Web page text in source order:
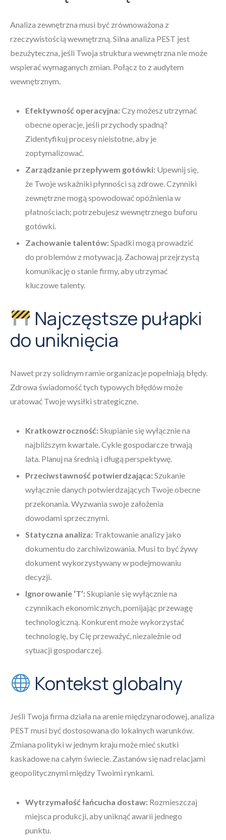
Analiza zewnętrzna musi być zrównoważona z
rzeczywistością wewnętrzną. Silna analiza PEST jest
bezużyteczna, jeśli Twoja struktura wewnętrzna nie może
wspierać wymaganych zmian. Połącz to z audytem
wewnętrznym.
Efektywność operacyjna:Czy możesz utrzymać
obecne operacje, jeśli przychody spadną?
Zidentyfikuj procesy nieistotne, aby je
zoptymalizować.
Zarządzanie przepływem gotówki: Upewnij się,
że Twoje wskaźniki płynności są zdrowe. Czynniki
zewnętrzne mogą spowodować opóźnienia w
płatnościach; potrzebujesz wewnętrznego buforu
gotówki.
Zachowanie talentów:Spadki mogą prowadzić
do problemów z motywacją. Zachowaj przejrzystą
komunikację o stanie firmy, aby utrzymać
kluczowe talenty.
Najczęstsze pułapki
do uniknięcia
Nawet przy solidnym ramie organizacje popełniają błędy.
Zdrowa świadomość tych typowych błędów może
uratować Twoje wysiłki strategiczne.
Kratkowzroczność:Skupianie się wyłącznie na
najbliższym kwartale. Cykle gospodarcze trwają
lata. Planuj na średnią i długą perspektywę.
Przeciwstawność potwierdzająca:Szukanie
wyłącznie danych potwierdzających Twoje obecne
przekonania. Wyzwania swoje założenia
dowodami sprzecznymi.
Statyczna analiza: Traktowanie analizy jako
dokumentu do zarchiwizowania. Musi to być żywy
dokument wykorzystywany w podejmowaniu
decyzji.
Ignorowanie ‘T’:Skupianie się wyłącznie na
czynnikach ekonomicznych, pomijając przewagę
technologiczną. Konkurent może wykorzystać
technologię, by Cię przeważyć, niezależnie od
sytuacji gospodarczej.
Kontekst globalny
Jeśli Twoja firma działa na arenie międzynarodowej, analiza
PEST musi być dostosowana do lokalnych warunków.
Zmiana polityki w jednym kraju może mieć skutki
kaskadowe na całym świecie. Zastanów się nad relacjami
geopolitycznymi między Twoimi rynkami.
Wytrzymałość łańcucha dostaw: Rozmieszczaj
miejsca produkcji, aby uniknąć awarii jednego
punktu.